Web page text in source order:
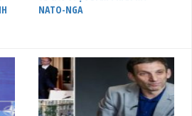
NATO-NGA